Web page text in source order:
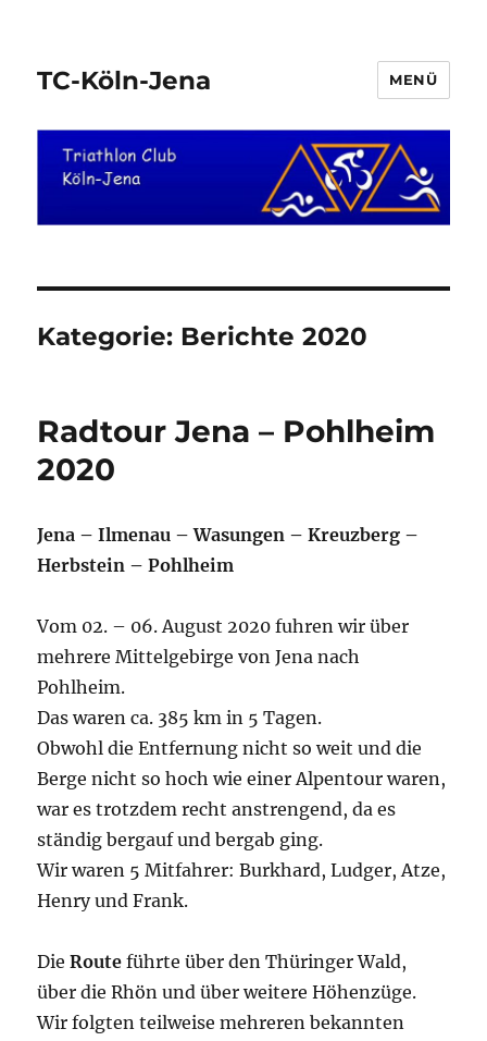
TC-Köln-Jena MENÜ
Kategorie: Berichte 2020
Radtour Jena – Pohlheim
2020
Jena – Ilmenau – Wasungen – Kreuzberg –
Herbstein – Pohlheim
Vom 02. – 06. August 2020 fuhren wir über
mehrere Mittelgebirge von Jena nach
Pohlheim.
Das waren ca. 385 km in 5 Tagen.
Obwohl die Entfernung nicht so weit und die
Berge nicht so hoch wie einer Alpentour waren,
war es trotzdem recht anstrengend, da es
ständig bergauf und bergab ging.
Wir waren 5 Mitfahrer: Burkhard, Ludger, Atze,
Henry und Frank.
DieRoute führte über den Thüringer Wald,
über die Rhön und über weitere Höhenzüge.
Wir folgten teilweise mehreren bekannten